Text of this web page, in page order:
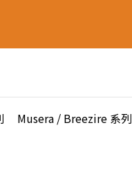
Musera / Breezire 系列